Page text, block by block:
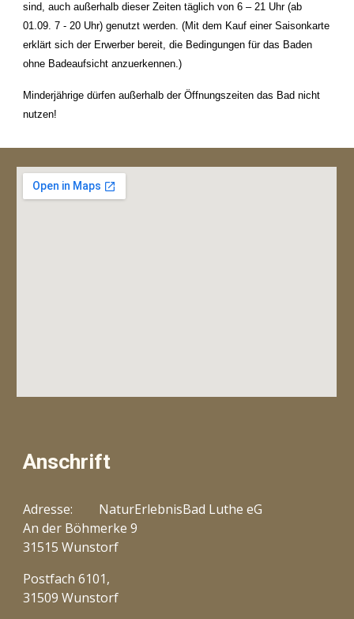
sind, auch außerhalb dieser Zeiten täglich von 6 – 21 Uhr (ab
01.09. 7 - 20 Uhr) genutzt werden. (Mit dem Kauf einer Saisonkarte
erklärt sich der Erwerber bereit, die Bedingungen für das Baden
ohne Badeaufsicht anzuerkennen.)
Minderjährige dürfen außerhalb der Öffnungszeiten das Bad nicht
nutzen!
Anschrift
Adresse:
NaturErlebnisBad Luthe eG
An der Böhmerke 9
31515 Wunstorf
Postfach 6101,
31509 Wunstorf